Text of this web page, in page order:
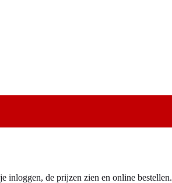
inloggen, de prijzen zien en online bestellen.